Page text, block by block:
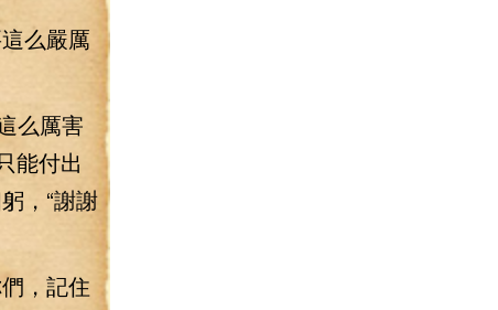
么嚴厲
么厲害
能付出
，“謝謝
，記住